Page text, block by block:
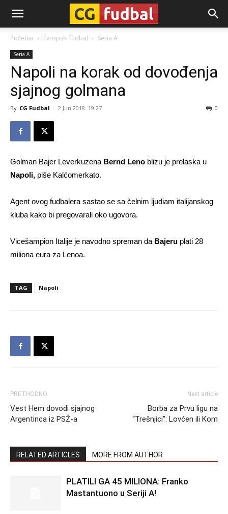
CG-
Fudbal
Početna Evropski fudbal Seria A
Seria A
Napoli na korak od dovođenja
sjajnog golmana
By CG Fudbal - 2 Jun 2018. 19:27 0
Golman Bajer Leverkuzena Bernd Leno blizu je prelaska u
Napoli, piše Kalćomerkato.
Agent ovog fudbalera sastao se sa čelnim ljudiam italijanskog
kluba kako bi pregovarali oko ugovora.
Vicešampion Italije je navodno spreman da Bajeru plati 28
miliona eura za Lenoa.
TAG Napoli
PRETHODNO
Vest Hem dovodi sjajnog
Argentinca iz PSŽ-a
Next article
Borba za Prvu ligu na
“Trešnjici”: Lovćen ili Kom
RELATED ARTICLES MORE FROM AUTHOR
PLATILI GA 45 MILIONA: Franko
Mastantuono u Seriji A!